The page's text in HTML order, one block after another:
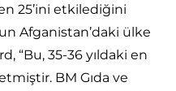
25’ini etkilediğini
Afganistan’daki ülke
“Bu, 35-36 yıldaki en
BM Gıda ve